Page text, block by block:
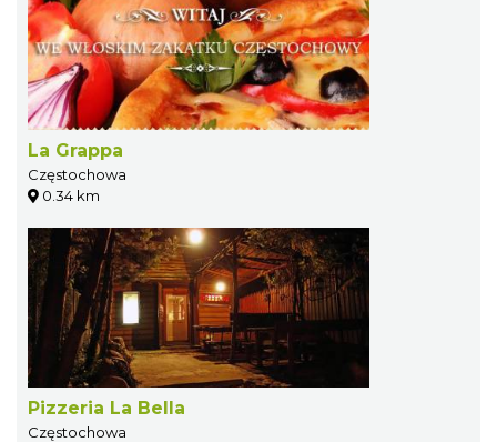
La Grappa
Częstochowa
0.34 km
Pizzeria La Bella
Częstochowa